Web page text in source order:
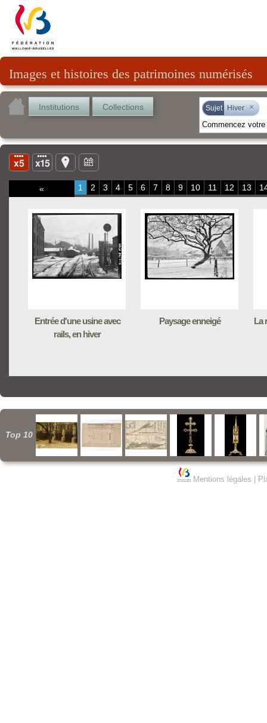
Images et histoires des patrimoines numérisés
Institutions Collections Sujet Hiver ×
« 1 2 3 4 5 6 7 8 9 10 11 12 13
Entrée d'une usine avec
rails, en hiver
Paysage enneigé La
Top 10
Mentions légales